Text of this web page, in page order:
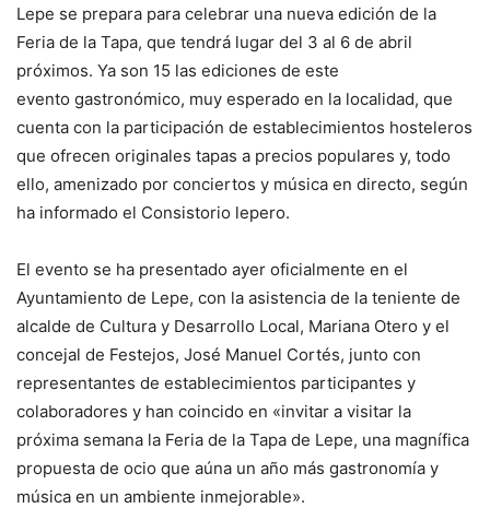
Lepe se prepara para celebrar una nueva edición de la
Feria de la Tapa, que tendrá lugar del 3 al 6 de abril
próximos. Ya son 15 las ediciones de este
evento gastronómico, muy esperado en la localidad, que
cuenta con la participación de establecimientos hosteleros
que ofrecen originales tapas a precios populares y, todo
ello, amenizado por conciertos y música en directo, según
ha informado el Consistorio lepero.
El evento se ha presentado ayer oficialmente en el
Ayuntamiento de Lepe, con la asistencia de la teniente de
alcalde de Cultura y Desarrollo Local, Mariana Otero y el
concejal de Festejos, José Manuel Cortés, junto con
representantes de establecimientos participantes y
colaboradores y han coincido en «invitar a visitar la
próxima semana la Feria de la Tapa de Lepe, una magnífica
propuesta de ocio que aúna un año más gastronomía y
música en un ambiente inmejorable».